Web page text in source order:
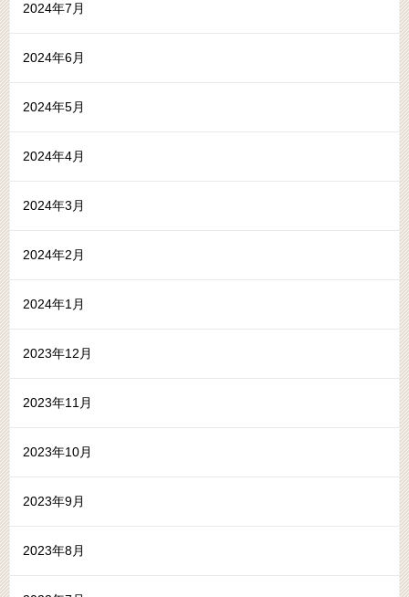
2024年7月
2024年6月
2024年5月
2024年4月
2024年3月
2024年2月
2024年1月
2023年12月
2023年11月
2023年10月
2023年9月
2023年8月